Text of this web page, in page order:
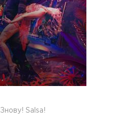
Знову! Salsa!